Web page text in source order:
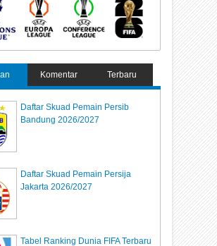
Komentar Terbaru
Daftar Skuad Pemain Persib
Bandung 2026/2027
Daftar Skuad Pemain Persija
Jakarta 2026/2027
Tabel Ranking Dunia FIFA Terbaru